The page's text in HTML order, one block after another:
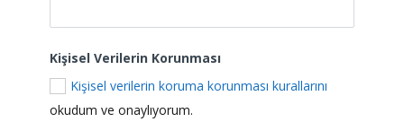
Kişisel Verilerin Korunması
Kişisel verilerin koruma korunması kurallarını
okudum ve onaylıyorum.